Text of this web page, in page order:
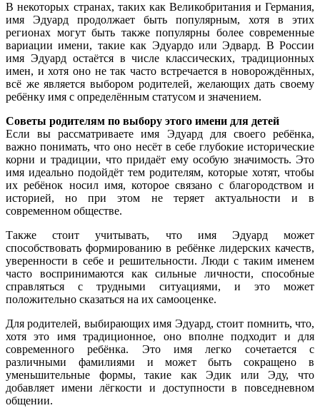
В некоторых странах, таких как Великобритания и Германия,
имя Эдуард продолжает быть популярным, хотя в этих
регионах могут быть также популярны более современные
вариации имени, такие как Эдуардо или Эдвард. В России
имя Эдуард остаётся в числе классических, традиционных
имен, и хотя оно не так часто встречается в новорождённых,
всё же является выбором родителей, желающих дать своему
ребёнку имя с определённым статусом и значением.
Советы родителям по выбору этого имени для детей
Если вы рассматриваете имя Эдуард для своего ребёнка,
важно понимать, что оно несёт в себе глубокие исторические
корни и традиции, что придаёт ему особую значимость. Это
имя идеально подойдёт тем родителям, которые хотят, чтобы
их ребёнок носил имя, которое связано с благородством и
историей, но при этом не теряет актуальности и в
современном обществе.
Также стоит учитывать, что имя Эдуард может
способствовать формированию в ребёнке лидерских качеств,
уверенности в себе и решительности. Люди с таким именем
часто воспринимаются как сильные личности, способные
справляться с трудными ситуациями, и это может
положительно сказаться на их самооценке.
Для родителей, выбирающих имя Эдуард, стоит помнить, что,
хотя это имя традиционное, оно вполне подходит и для
современного ребёнка. Это имя легко сочетается с
различными фамилиями и может быть сокращено в
уменьшительные формы, такие как Эдик или Эду, что
добавляет имени лёгкости и доступности в повседневном
общении.